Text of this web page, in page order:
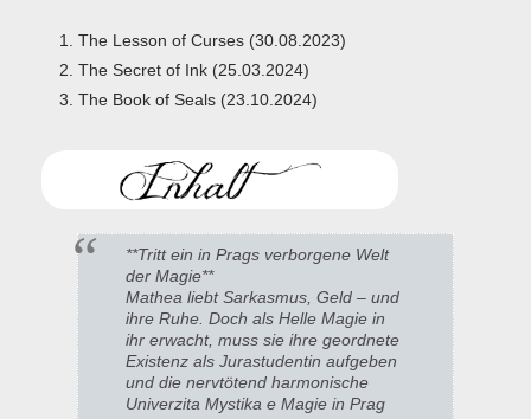
The Lesson of Curses (30.08.2023)
The Secret of Ink (25.03.2024)
The Book of Seals (23.10.2024)
**Tritt ein in Prags verborgene Welt
der Magie**
Mathea liebt Sarkasmus, Geld – und
ihre Ruhe. Doch als Helle Magie in
ihr erwacht, muss sie ihre geordnete
Existenz als Jurastudentin aufgeben
und die nervtötend harmonische
Univerzita Mystika e Magie in Prag